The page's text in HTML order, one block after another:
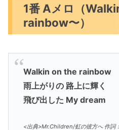
1番 Aメロ（
rainbow〜）
Walkin on the rainbow
雨上がりの 路上に輝く
飛び出した My dream
<出典>Mr.Children/虹の彼方へ 作詞